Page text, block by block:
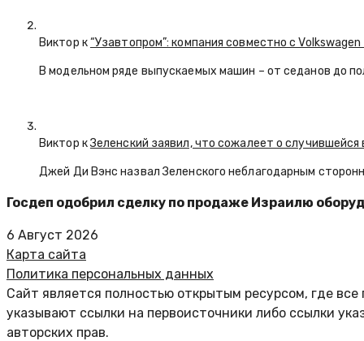
Виктор к“Узавтопром”: компания совместно с
В модельном ряде выпускаемых машин – от седанов до
Виктор кЗеленский заявил, что сожалеет о
Джей Ди Вэнс назвал Зеленского неблагодарным
Госдеп одобрил сделку по продаже Израилю
6 Август 2026
Карта сайта
Политика персональных данных
Сайт является полностью открытым ресурсом, где
указывают ссылки на первоисточники либо ссылки
авторских прав.